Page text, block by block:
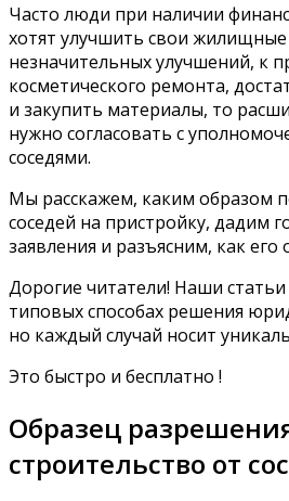
Часто люди при наличии
хотят улучшить свои жилищные
незначительных улучшений, к
косметического ремонта,
и закупить материалы, то
нужно согласовать с
соседями.
Мы расскажем, каким образом
соседей на пристройку, дадим
заявления и разъясним, как его
Дорогие читатели! Наши
типовых способах решения
но каждый случай носит
Это быстро и бесплатно !
Образец
строительство от